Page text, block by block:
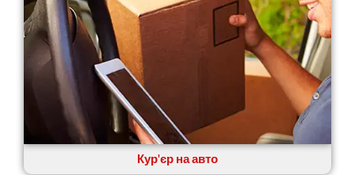
Кур'єр на авто